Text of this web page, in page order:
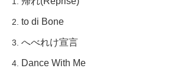
to di Bone
へべれけ宣言
Dance With Me